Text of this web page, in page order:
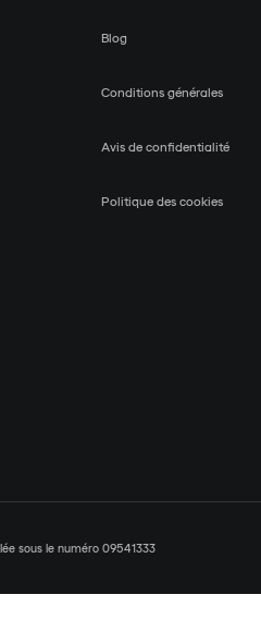
Blog
Conditions générales
Avis de confidentialité
Politique des cookies
sous le numéro 09541333